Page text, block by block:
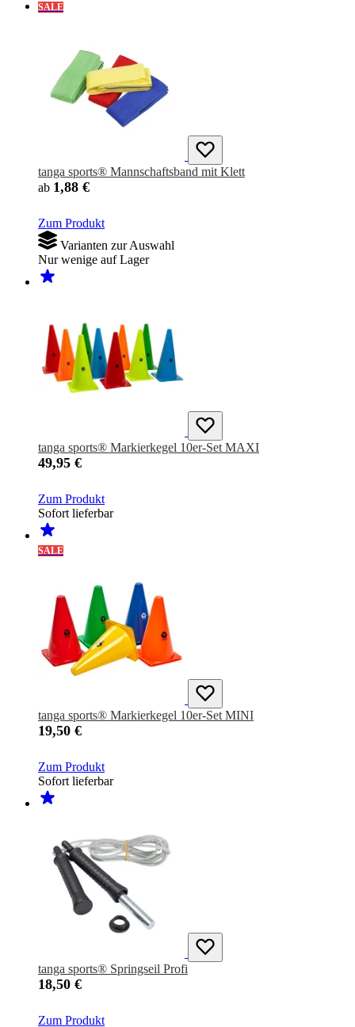
SALE
tanga sports® Mannschaftsband mit Klett
ab 1,88 €
Zum Produkt
Varianten zur Auswahl
Nur wenige auf Lager
tanga sports® Markierkegel 10er-Set MAXI
49,95 €
Zum Produkt
Sofort lieferbar
SALE
tanga sports® Markierkegel 10er-Set MINI
19,50 €
Zum Produkt
Sofort lieferbar
tanga sports® Springseil Profi
18,50 €
Zum Produkt